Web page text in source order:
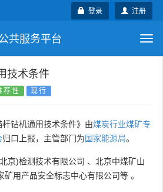
注册
登录
共服务平台
行业标准
技术委员会
技术条件
荐性 现行
钻机通用技术条件》由煤炭行业煤矿专
归口上报，主管部门为国家能源局。
京)检测技术有限公司 、 北京中煤矿山
矿用产品安全标志中心有限公司等 。